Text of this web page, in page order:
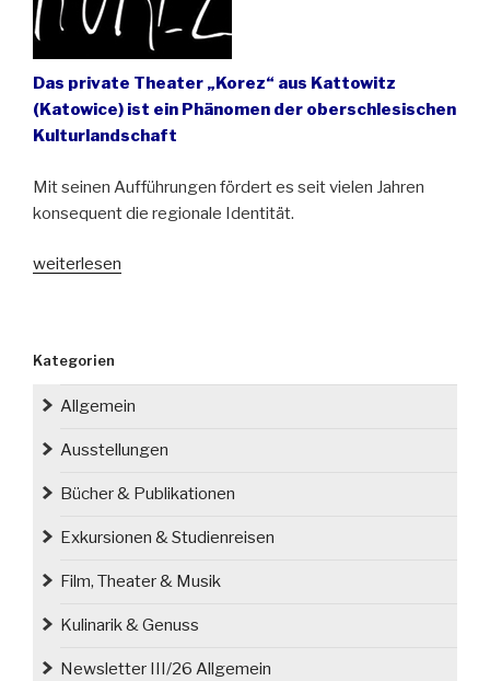
Das private Theater „Korez“ aus Kattowitz
(Katowice) ist ein Phänomen der oberschlesischen
Kulturlandschaft
Mit seinen Aufführungen fördert es seit vielen Jahren
konsequent die regionale Identität.
„Oberschlesien
weiterlesen
Kategorien
Allgemein
Ausstellungen
Bücher & Publikationen
Exkursionen & Studienreisen
Film, Theater & Musik
Kulinarik & Genuss
Newsletter III/26 Allgemein